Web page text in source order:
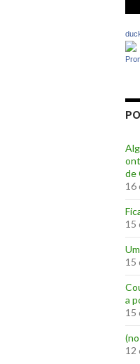
de
16
15
15
a
15
12